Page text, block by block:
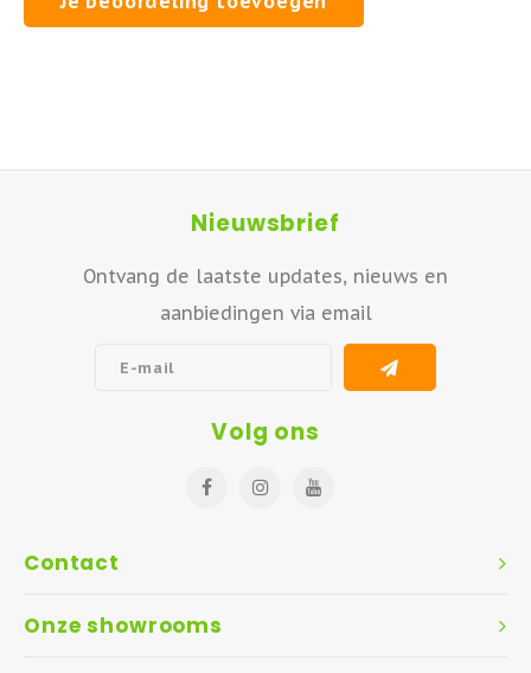
Contact
Nieuwsbrief
Ontvang de laatste updates, nieuws en
aanbiedingen via email
Volg ons
Onze showrooms